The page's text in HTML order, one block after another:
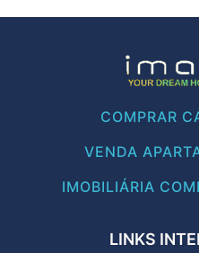
COMPRAR
VENDA
IMOBILIÁRIA
LINKS